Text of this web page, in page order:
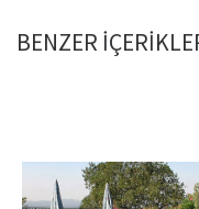
BENZER